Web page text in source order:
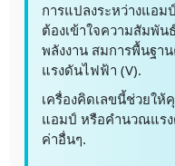
การแปลงระหว่างแอม
ต้องเข้าใจความสัมพั
พลังงาน สมการพื้นฐา
แรงดันไฟฟ้า (V).
เครื่องคิดเลขนี้ช่วยใ
แอมป์ หรือคำนวณแร
ค่าอื่นๆ.